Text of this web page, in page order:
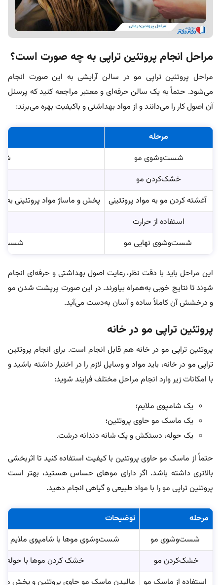
مراحل انجام پروتئین تراپی به چه صورت است؟
مراحل پروتئین تراپی مو در سالن آرایشی به این صورت انجام
می‌شود. حتماً به یک سالن حرفه‌ای و معتبر مراجعه کنید که پرسنل
آن اصول کار را می‌دانند و از مواد بهداشتی و باکیفیت بهره می‌برند:
مرحله
شست‌وشوی مو
خشک‌کردن مو
آغشته کردن مو به مواد پروتئینی
پخش و ماساژ مواد پروتئینی
استفاده از حرارت
شست‌وشوی نهایی مو
این مراحل باید با دقت نظر، رعایت اصول بهداشتی و حرفه‌ای انجام
شوند تا نتایج خوبی به‌همراه بیاورند. در این صورت پرپشت شدن مو
و درخشش آن کاملاً ساده و آسان به‌دست می‌آید.
پروتئین تراپی مو در خانه
پروتئین تراپی مو در خانه هم قابل انجام است. برای انجام پروتئین
تراپی مو در خانه، باید مواد و وسایل لازم را در اختیار داشته باشید و
با امکانات زیر وارد انجام مراحل مختلف فرایند شوید:
یک شامپوی ملایم؛
یک ماسک مو حاوی پروتئین؛
یک حوله، دستکش و یک شانه دندانه درشت.
حتماً از ماسک مو حاوی پروتئین با کیفیت استفاده کنید تا اثربخشی
بالاتری داشته باشد. اگر دارای موهای حساس هستید، بهتر است
پروتئین تراپی مو را با مواد طبیعی و گیاهی انجام دهید.
مرحله
توضیحات
شست‌وشوی مو
شست‌وشوی موها با شامپوی ملایم
خشک‌کردن مو
خشک کردن موها با حوله تا
استفاده از ماسک مو
مالیدن ماسک مو حاوی پروتئین و پخش